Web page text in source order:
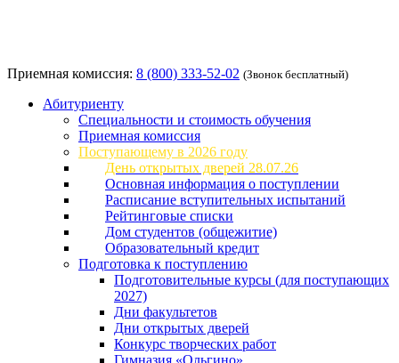
Приемная комиссия: 8 (800) 333-52-02 (Звонок бесплатный)
Абитуриенту
Специальности и стоимость обучения
Приемная комиссия
Поступающему в 2026 году
День открытых дверей 28.07.26
Основная информация о поступлении
Расписание вступительных испытаний
Рейтинговые списки
Дом студентов (общежитие)
Образовательный кредит
Подготовка к поступлению
Подготовительные курсы (для поступающих
2027)
Дни факультетов
Дни открытых дверей
Конкурс творческих работ
Гимназия «Ольгино»